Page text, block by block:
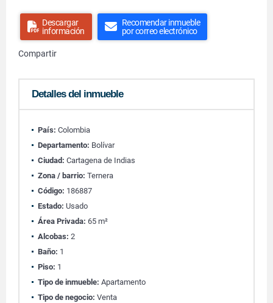
Descargar
información
Recomendar inmueble
por correo electrónico
Compartir
Detalles del inmueble
País: Colombia
Departamento: Bolívar
Ciudad: Cartagena de Indias
Zona / barrio: Ternera
Código: 186887
Estado: Usado
Área Privada: 65 m²
Alcobas: 2
Baño: 1
Piso: 1
Tipo de inmueble: Apartamento
Tipo de negocio: Venta